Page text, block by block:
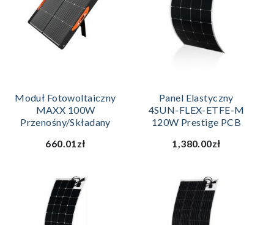
Moduł Fotowoltaiczny
MAXX 100W
Przenośny/składany
660.01zł
Panel Elastyczny
4SUN-FLEX-ETFE-M
120W Prestige PCB
1,380.00zł